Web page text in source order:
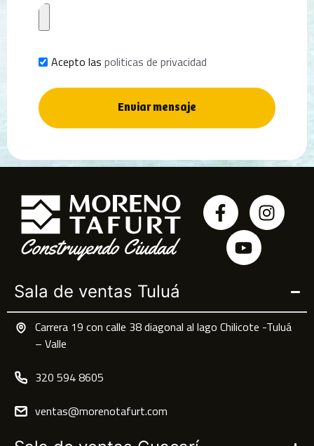
Acepto las politicas de privacidad
Enviar mensaje
Sala de ventas Tuluá
Carrera 19 con calle 38 diagonal al lago Chilicote -Tuluá
– Valle
320 594 8605
ventas@morenotafurt.com